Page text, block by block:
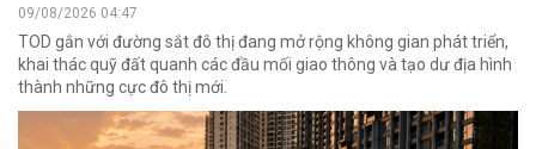
09/08/2026 04:47
TOD gắn với đường sắt đô thị đang mở rộng không gian phát triển,
khai thác quỹ đất quanh các đầu mối giao thông và tạo dư địa hình
thành những cực đô thị mới.